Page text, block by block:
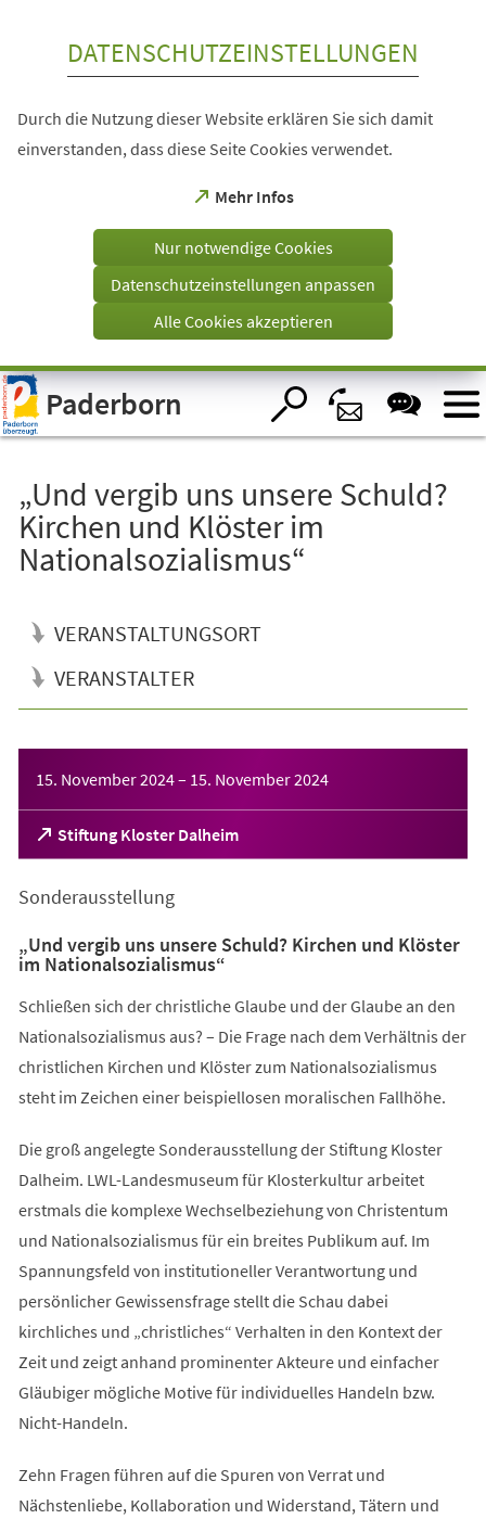
Visuelle
Assistenzsoftware
öffnen.
DATENSCHUTZEINSTELLUNGEN
Durch die Nutzung dieser Website erklären Sie sich damit
einverstanden, dass diese Seite Cookies verwendet.
Mehr Infos
(Öffnet
einem
Tab)
Nur notwendige Cookies
Datenschutzeinstellungen anpassen
Alle Cookies akzeptieren
Paderborn
„Und vergib uns unsere Schuld?
Kirchen und Klöster im
Nationalsozialismus“
VERANSTALTUNGSORT
VERANSTALTER
15. November 2024– 15. November 2024
Stiftung Kloster Dalheim
(Öffnet
in
neuen
Sonderausstellung
„Und vergib uns unsere Schuld? Kirchen und Klöster
im Nationalsozialismus“
Schließen sich der christliche Glaube und der Glaube an den
Nationalsozialismus aus? – Die Frage nach dem Verhältnis der
christlichen Kirchen und Klöster zum Nationalsozialismus
steht im Zeichen einer beispiellosen moralischen Fallhöhe.
Die groß angelegte Sonderausstellung der Stiftung Kloster
Dalheim. LWL-Landesmuseum für Klosterkultur arbeitet
erstmals die komplexe Wechselbeziehung von Christentum
und Nationalsozialismus für ein breites Publikum auf. Im
Spannungsfeld von institutioneller Verantwortung und
persönlicher Gewissensfrage stellt die Schau dabei
kirchliches und „christliches“ Verhalten in den Kontext der
Zeit und zeigt anhand prominenter Akteure und einfacher
Gläubiger mögliche Motive für individuelles Handeln bzw.
Nicht-Handeln.
Zehn Fragen führen auf die Spuren von Verrat und
Nächstenliebe, Kollaboration und Widerstand, Tätern und